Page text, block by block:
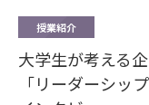
授業紹介
大学生が考える
「リーダーシ